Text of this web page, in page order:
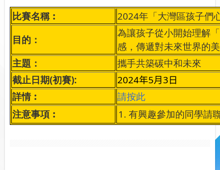
比賽名稱︰ 2024年「大灣區孩子們
目的：
為讓孩子從小開始理解
感，傳遞對未來世界的
主題：
攜手共築碳中和未來
截止日期(初賽):
2024年5月3日
詳情︰
請按此
注意事項︰
1. 有興趣參加的同學請